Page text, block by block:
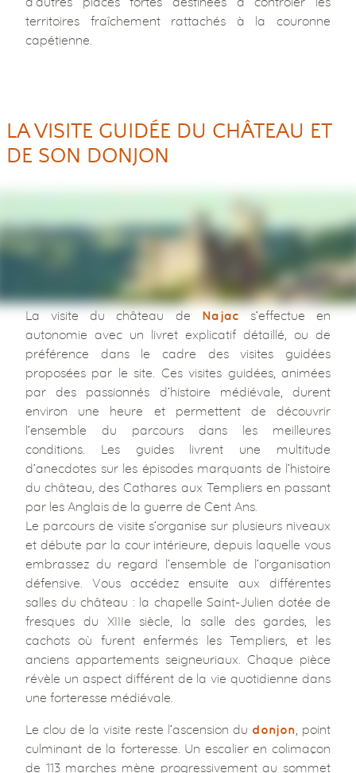
territoires fraîchement rattachés à la couronne
capétienne.
LA VISITE GUIDÉE DU CHÂTEAU ET
DE SON DONJON
La visite du château de Najacs’effectue en
autonomie avec un livret explicatif détaillé, ou de
préférence dans le cadre des visites guidées
proposées par le site. Ces visites guidées, animées
par des passionnés d’histoire médiévale, durent
environ une heure et permettent de découvrir
l’ensemble du parcours dans les meilleures
conditions. Les guides livrent une multitude
d’anecdotes sur les épisodes marquants de l’histoire
du château, des Cathares aux Templiers en passant
par les Anglais de la guerre de Cent Ans.
Le parcours de visite s’organise sur plusieurs niveaux
et débute par la cour intérieure, depuis laquelle vous
embrassez du regard l’ensemble de l’organisation
défensive. Vous accédez ensuite aux différentes
salles du château : la chapelle Saint-Julien dotée de
fresques du XIIIe siècle, la salle des gardes, les
cachots où furent enfermés les Templiers, et les
anciens appartements seigneuriaux. Chaque pièce
révèle un aspect différent de la vie quotidienne dans
une forteresse médiévale.
Le clou de la visite reste l’ascension du donjon, point
culminant de la forteresse. Un escalier en colimaçon
de 113 marches mène progressivement au sommet